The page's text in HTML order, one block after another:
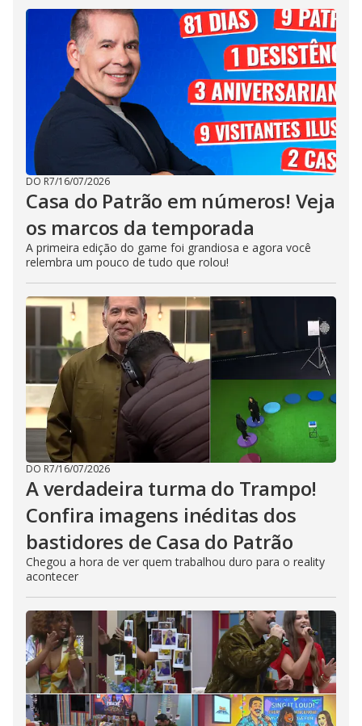
DO R7/16/07/2026
Casa do Patrão em números! Veja
os marcos da temporada
A primeira edição do game foi grandiosa e agora você
relembra um pouco de tudo que rolou!
DO R7/16/07/2026
A verdadeira turma do Trampo!
Confira imagens inéditas dos
bastidores de Casa do Patrão
Chegou a hora de ver quem trabalhou duro para o reality
acontecer